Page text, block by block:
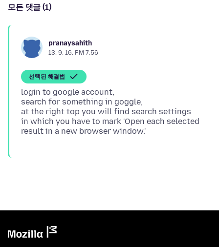
모든 댓글 (1)
pranaysahith
13. 9. 16. PM 7:56
선택된 해결법
login to google account,
search for something in goggle,
at the right top you will find search settings
in which you have to mark 'Open each selected